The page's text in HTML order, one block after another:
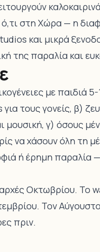
στη Χώρα — η
και μικρά
της παραλία και
με παιδιά
τους γονείς, β)
μουσική, γ) όσους
να χάσουν όλη τη
ή έρημη παραλία
Οκτωβρίου.
Τον
πριν.